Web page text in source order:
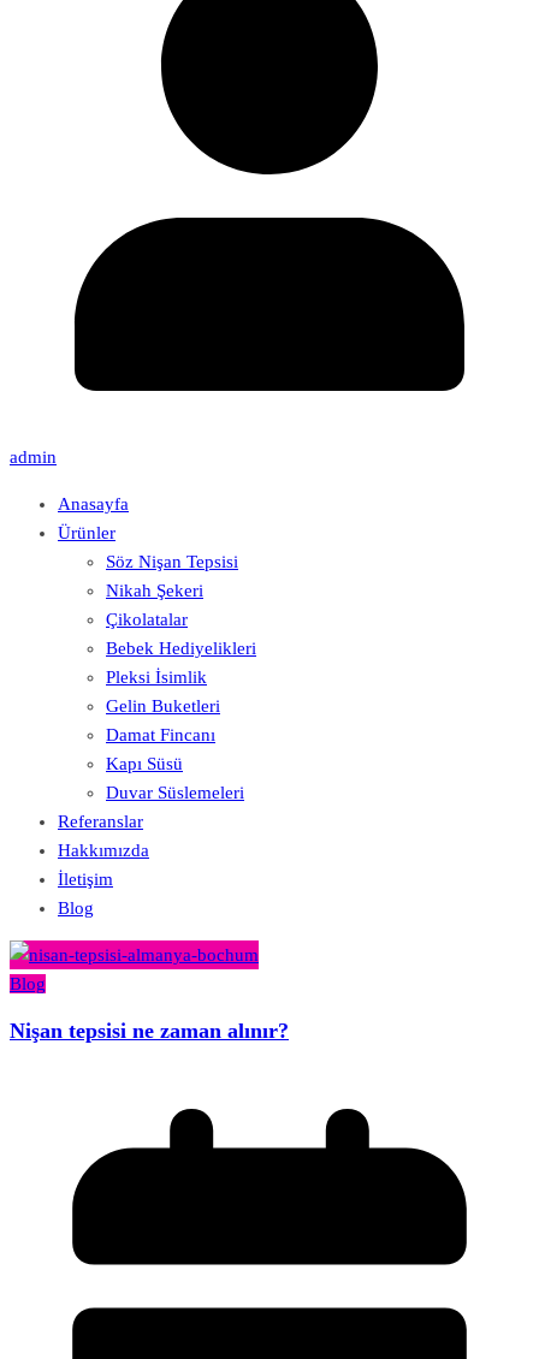
admin
Anasayfa
Ürünler
Söz Nişan Tepsisi
Nikah Şekeri
Çikolatalar
Bebek Hediyelikleri
Pleksi İsimlik
Gelin Buketleri
Damat Fincanı
Kapı Süsü
Duvar Süslemeleri
Referanslar
Hakkımızda
İletişim
Blog
Blog
Nişan tepsisi ne zaman alınır?